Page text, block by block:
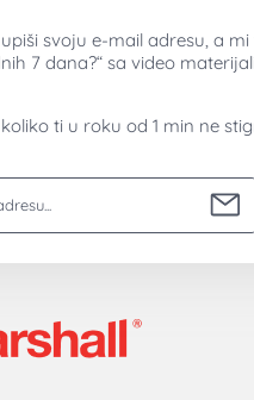
svoju e-mail adresu, a
7 dana?“ sa video
ti u roku od 1 min ne